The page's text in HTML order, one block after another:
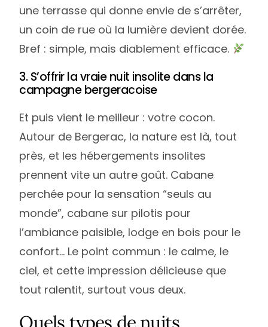
une terrasse qui donne envie de s’arrêter,
un coin de rue où la lumière devient dorée.
Bref : simple, mais diablement efficace.
3. S’offrir la vraie nuit insolite dans la
campagne bergeracoise
Et puis vient le meilleur : votre cocon.
Autour de Bergerac, la nature est là, tout
près, et les hébergements insolites
prennent vite un autre goût. Cabane
perchée pour la sensation “seuls au
monde”, cabane sur pilotis pour
l’ambiance paisible, lodge en bois pour le
confort… Le point commun : le calme, le
ciel, et cette impression délicieuse que
tout ralentit, surtout vous deux.
Quels types de nuits